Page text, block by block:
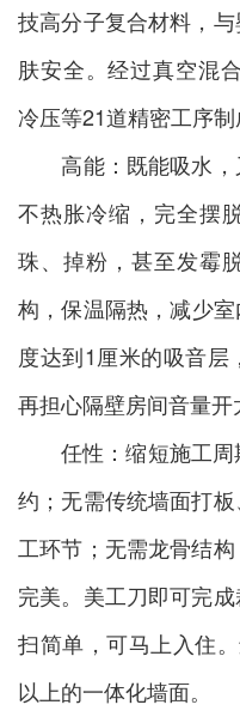
技高分子复合材料，
肤安全。经过真空混
冷压等21道精密工序
高能：既能吸水，
不热胀冷缩，完全摆
珠、掉粉，甚至发霉
构，保温隔热，减少
度达到1厘米的吸音层
再担心隔壁房间音量开
任性：缩短施工周
约；无需传统墙面打
工环节；无需龙骨结
完美。美工刀即可完
扫简单，可马上入住
以上的一体化墙面。